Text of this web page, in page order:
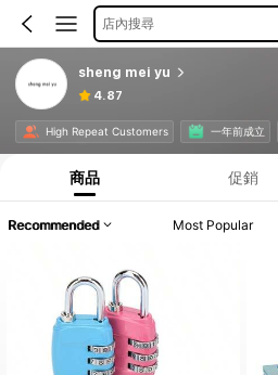
店內搜尋
sheng mei yu
4.87
High Repeat Customers 一年前成立
商品 促銷
Recommended Most Popular